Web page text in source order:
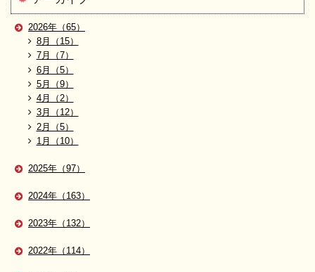
2026年（65）
8月（15）
7月（7）
6月（5）
5月（9）
4月（2）
3月（12）
2月（5）
1月（10）
2025年（97）
2024年（163）
2023年（132）
2022年（114）